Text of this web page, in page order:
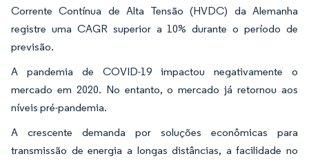
Corrente Contínua de Alta Tensão (HVDC) da Alemanha
registre uma CAGR superior a 10% durante o período de
previsão.
A pandemia de COVID-19 impactou negativamente o
mercado em 2020. No entanto, o mercado já retornou aos
níveis pré-pandemia.
A crescente demanda por soluções econômicas para
transmissão de energia a longas distâncias, a facilidade no